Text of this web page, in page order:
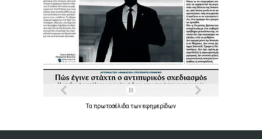
Ταπρωτοσέλιδατωνεφημερίδων